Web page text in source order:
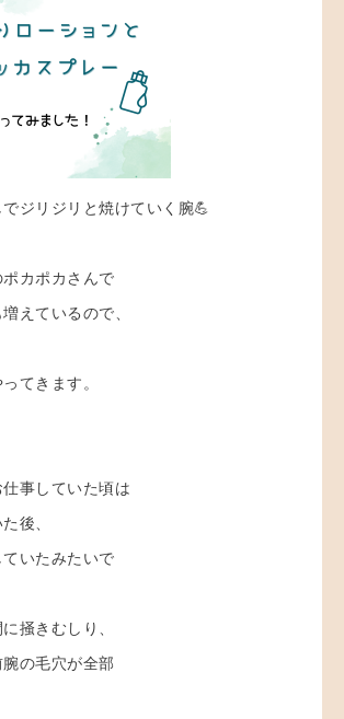
ジリジリと焼けていく腕💪
カポカさんで
えているので、
てきます。
事していた頃は
後、
いたみたいで
掻きむしり、
の毛穴が全部